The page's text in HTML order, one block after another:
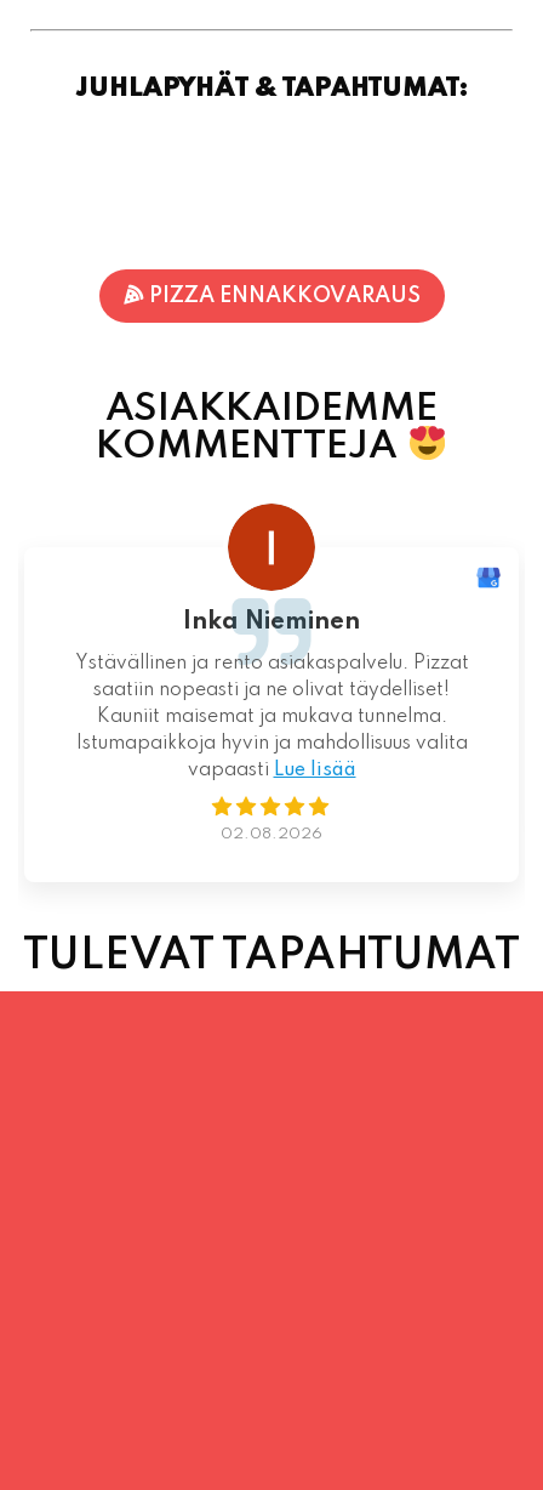
JUHLAPYHÄT & TAPAHTUMAT:
PIZZA ENNAKKOVARAUS
ASIAKKAIDEMME
KOMMENTTEJA
Inka Nieminen
Ystävällinen ja rento asiakaspalvelu. Pizzat
saatiin nopeasti ja ne olivat täydelliset!
Kauniit maisemat ja mukava tunnelma.
Istumapaikkoja hyvin ja mahdollisuus valita
vapaasti Lue lisää
02.08.2026
TULEVAT TAPAHTUMAT